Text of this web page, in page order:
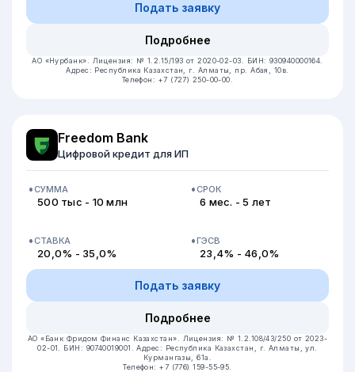
Подать заявку
Подробнее
АО «Нурбанк». Лицензия: № 1.2.15/193 от 2020-02-03.
БИН: 930940000164.
Адрес: Республика Казахстан, г. Алматы, пр. Абая, 10в.
Телефон: +7 (727) 250-00-00.
Freedom Bank
Цифровой кредит для ИП
СУММА
500 тыс - 10 млн
СРОК
6 мес. - 5 лет
СТАВКА
20,0% - 35,0%
ГЭСВ
23,4% - 46,0%
Подать заявку
Подробнее
АО «Банк Фридом Финанс Казахстан».
Лицензия: № 1.2.108/43/250 от 2023-
02-01. БИН: 90740019001.Адрес: Республика Казахстан, г. Алматы, ул.
Курмангазы, 61а.
Телефон: +7 (776) 159-55-95.